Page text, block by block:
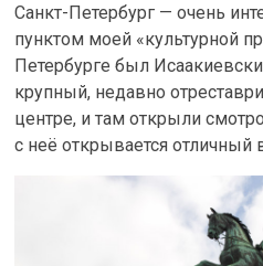
Санкт-Петербург — очень
пунктом моей «культурной
Петербурге был
крупный, недавно
центре, и там открыли
с неё открывается отличный